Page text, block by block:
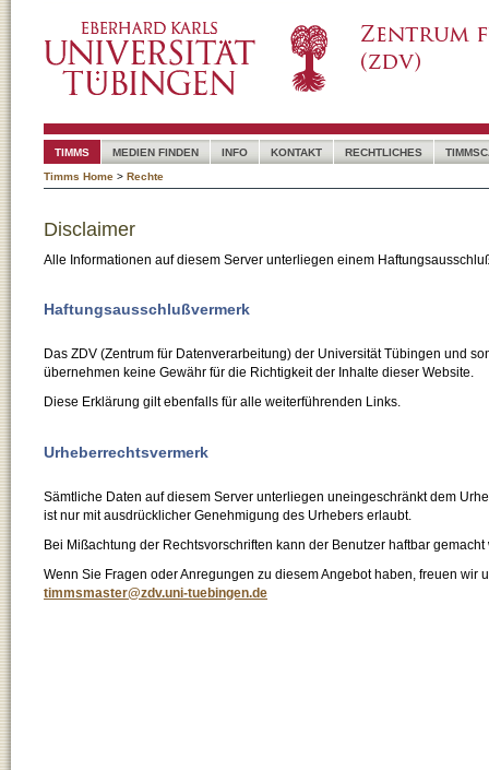
TIMMS MEDIEN FINDEN INFO KONTAKT RECHTLICHES
Timms Home > Rechte
Disclaimer
Alle Informationen auf diesem Server unterliegen einem
Haftungsausschlußvermerk
Das ZDV (Zentrum für Datenverarbeitung) der Universität Tübingen und
übernehmen keine Gewähr für die Richtigkeit der Inhalte dieser Website.
Diese Erklärung gilt ebenfalls für alle weiterführenden Links.
Urheberrechtsvermerk
Sämtliche Daten auf diesem Server unterliegen uneingeschränkt dem
ist nur mit ausdrücklicher Genehmigung des Urhebers erlaubt.
Bei Mißachtung der Rechtsvorschriften kann der Benutzer haftbar gemacht
Wenn Sie Fragen oder Anregungen zu diesem Angebot haben, freuen wir
timmsmaster@zdv.uni-tuebingen.de